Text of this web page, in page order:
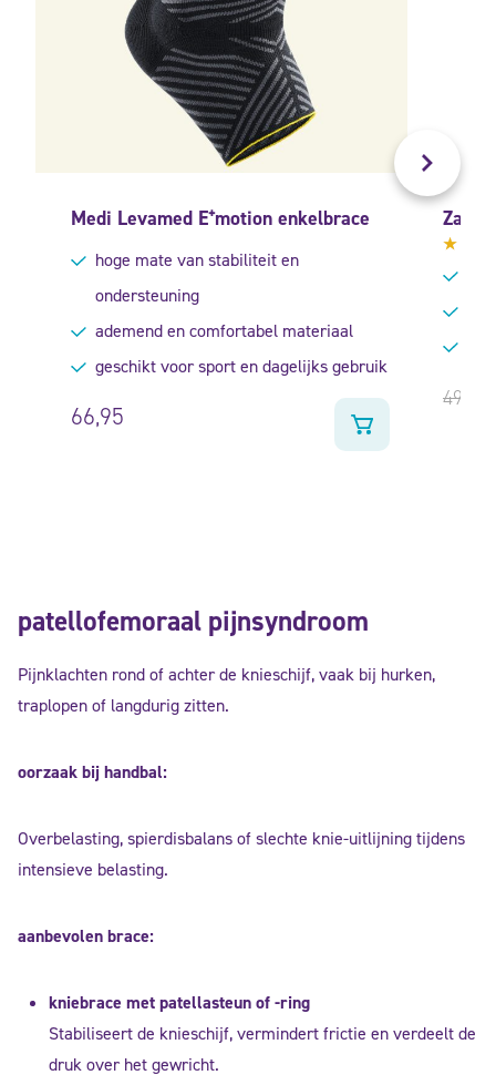
Medi Levamed E⁺motion enkelbrace
hoge mate van stabiliteit en
ondersteuning
ademend en comfortabel materiaal
geschikt voor sport en dagelijks gebruik
66,95
4.11
49,95
patellofemoraal pijnsyndroom
Pijnklachten rond of achter de knieschijf, vaak bij hurken,
traplopen of langdurig zitten.
oorzaak bij handbal:
Overbelasting, spierdisbalans of slechte knie-uitlijning tijdens
intensieve belasting.
aanbevolen brace:
kniebrace met patellasteun of -ring
Stabiliseert de knieschijf, vermindert frictie en verdeelt de
druk over het gewricht.